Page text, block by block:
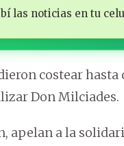
las noticias en tu
costear
Don Milciades.
apelan a la